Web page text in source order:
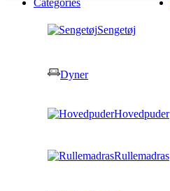
Categories
Sengetøj
Dyner
Hovedpuder
Rullemadras